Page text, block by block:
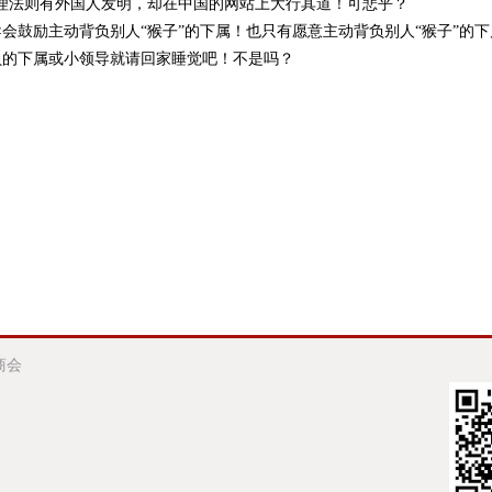
则有外国人发明，却在中国的网站上大行其道！可悲乎？
鼓励主动背负别人“猴子”的下属！也只有愿意主动背负别人“猴子”的
下属或小领导就请回家睡觉吧！不是吗？
会